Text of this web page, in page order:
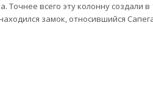
Точнее всего эту колонну создали в
замок, относившийся